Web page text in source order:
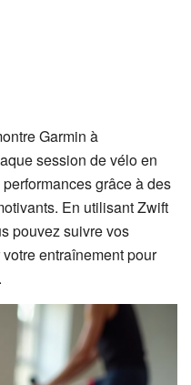
Garmin à
session de vélo en
grâce à des
En utilisant Zwift
pouvez suivre vos
entraînement pour